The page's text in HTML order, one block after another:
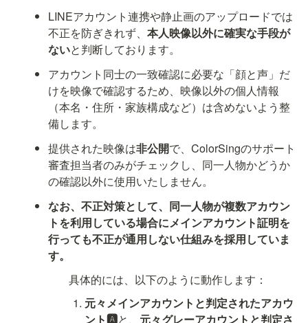
LINEアカウント連携や静止画のアップロードでは
不正を防ぎきれず、本人映像以外に確実な手段が
ないと判断しております。
アカウント同士の一致確認に必要な「顔と声」だ
けを映像で確認するため、映像以外の個人情報
（本名・住所・家族構成など）は含めないよう整
備します。
提供された映像は非公開で、ColorSingのサポート
審査担当者のみがチェックし、同一人物かどうか
の確認以外に使用いたしません。
なお、不正対策として、同一人物が複数アカウン
トを利用している場合にメインアカウント証明を
行っても不正が通用しない仕組みを採用していま
す。
具体的には、以下のように動作します：
元々メインアカウントと判定されたアカウ
ント🅰️と、 元々グレーアカウントと判定さ